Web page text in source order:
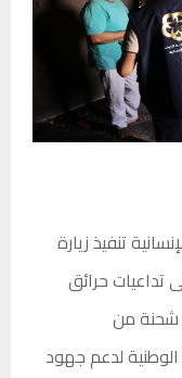
تنفيذ زيارة
تداعيات حرائق
شحنة من
لدعم جهود